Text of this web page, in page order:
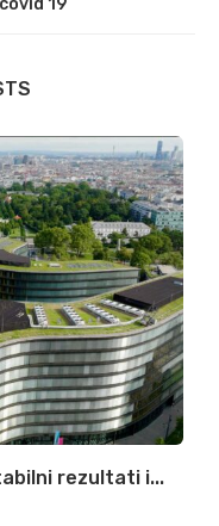
rezultati i...